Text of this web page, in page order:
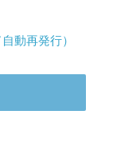
動再発行）